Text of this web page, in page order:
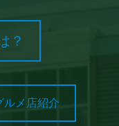
？
ルメ店紹介